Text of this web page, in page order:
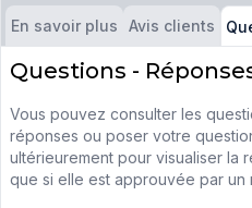
En savoir plus Avis clients
Questions -
Vous pouvez consulter les
réponses ou poser votre
ultérieurement pour visualiser la
que si elle est approuvée par un